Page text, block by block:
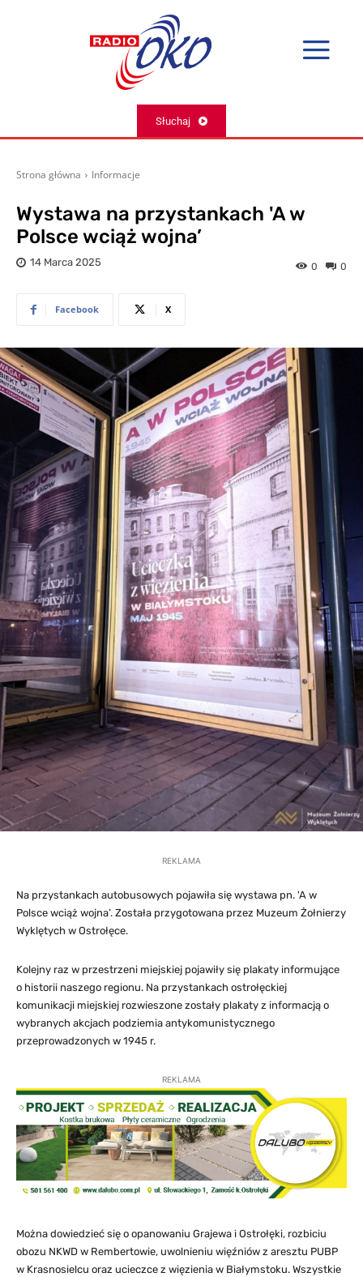
Słuchaj
Strona główna Informacje
Wystawa na przystankach 'A w
Polsce wciąż wojna’
14 Marca 2025 0
0
Facebook X
REKLAMA
Na przystankach autobusowych pojawiła się wystawa pn. 'A w
Polsce wciąż wojna’. Została przygotowana przez Muzeum Żołnierzy
Wyklętych w Ostrołęce.
Kolejny raz w przestrzeni miejskiej pojawiły się plakaty informujące
o historii naszego regionu. Na przystankach ostrołęckiej
komunikacji miejskiej rozwieszone zostały plakaty z informacją o
wybranych akcjach podziemia antykomunistycznego
przeprowadzonych w 1945 r.
REKLAMA
Można dowiedzieć się o opanowaniu Grajewa i Ostrołęki, rozbiciu
obozu NKWD w Rembertowie, uwolnieniu więźniów z aresztu PUBP
w Krasnosielcu oraz ucieczce z więzienia w Białymstoku. Wszystkie